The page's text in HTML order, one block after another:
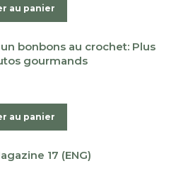
au panier
bonbons au crochet: Plus
gourmands
au panier
17 (ENG)